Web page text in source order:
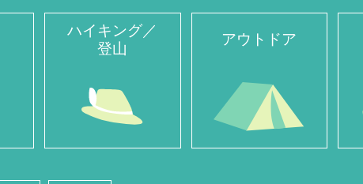
ハイキング／
登山
アウトドア